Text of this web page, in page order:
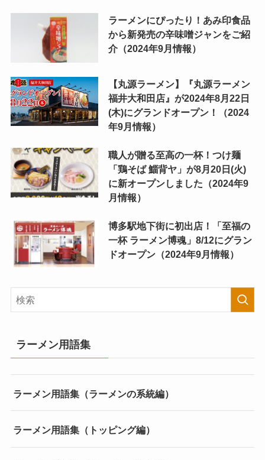
ラーメンにぴったり！あみ印食品
から新発売の辛味噌ジャンをご紹
介（2024年9月情報）
【丸源ラーメン】『丸源ラーメン
福井大和田店』が2024年8月22日
(木)にグランドオープン！（2024
年9月情報）
職人が贈る至高の一杯！つけ麺
「鶏そば 鯔背ヤ」が8月20日(火)
に新オープンしました（2024年9
月情報）
博多駅地下街に初出店！「至福の
一杯 ラーメン博魂」8/12にグラン
ドオープン（2024年9月情報）
ラーメン用語集
ラーメン用語集（ラーメンの系統編）
ラーメン用語集（トッピング編）